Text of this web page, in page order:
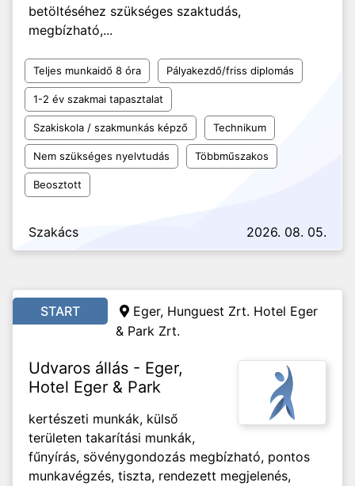
betöltéséhez szükséges szaktudás,
megbízható,...
Teljes munkaidő 8 óra Pályakezdő/friss diplomás
1-2 év szakmai tapasztalat
Szakiskola / szakmunkás képző Technikum
Nem szükséges nyelvtudás Többműszakos
Beosztott
Szakács 2026. 08. 05.
START
Eger, Hunguest Zrt. Hotel Eger
& Park Zrt.
Udvaros állás - Eger,
Hotel Eger & Park
kertészeti munkák, külső
területen takarítási munkák,
fűnyírás, sövénygondozás megbízható, pontos
munkavégzés, tiszta, rendezett megjelenés,